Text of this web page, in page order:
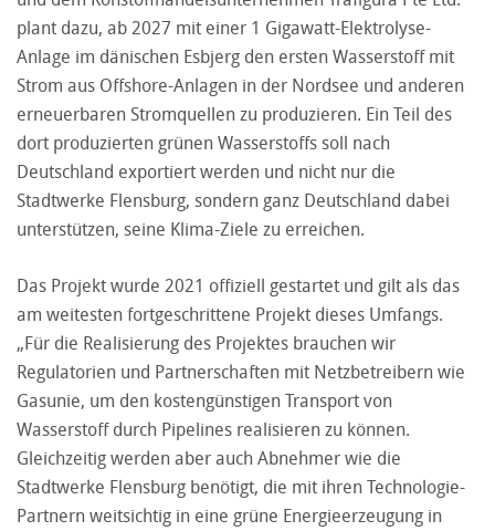
plant dazu, ab 2027 mit einer 1 Gigawatt-Elektrolyse-
Anlage im dänischen Esbjerg den ersten Wasserstoff mit
Strom aus Offshore-Anlagen in der Nordsee und anderen
erneuerbaren Stromquellen zu produzieren. Ein Teil des
dort produzierten grünen Wasserstoffs soll nach
Deutschland exportiert werden und nicht nur die
Stadtwerke Flensburg, sondern ganz Deutschland dabei
unterstützen, seine Klima-Ziele zu erreichen.
Das Projekt wurde 2021 offiziell gestartet und gilt als das
am weitesten fortgeschrittene Projekt dieses Umfangs.
„Für die Realisierung des Projektes brauchen wir
Regulatorien und Partnerschaften mit Netzbetreibern wie
Gasunie, um den kostengünstigen Transport von
Wasserstoff durch Pipelines realisieren zu können.
Gleichzeitig werden aber auch Abnehmer wie die
Stadtwerke Flensburg benötigt, die mit ihren Technologie-
Partnern weitsichtig in eine grüne Energieerzeugung in